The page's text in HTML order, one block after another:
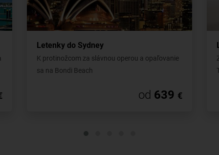
Letenky do Sydney
K protinožcom za slávnou operou a opaľovanie
sa na Bondi Beach
od 639 €